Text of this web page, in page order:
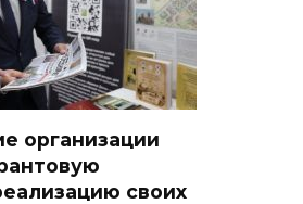
организации
своих